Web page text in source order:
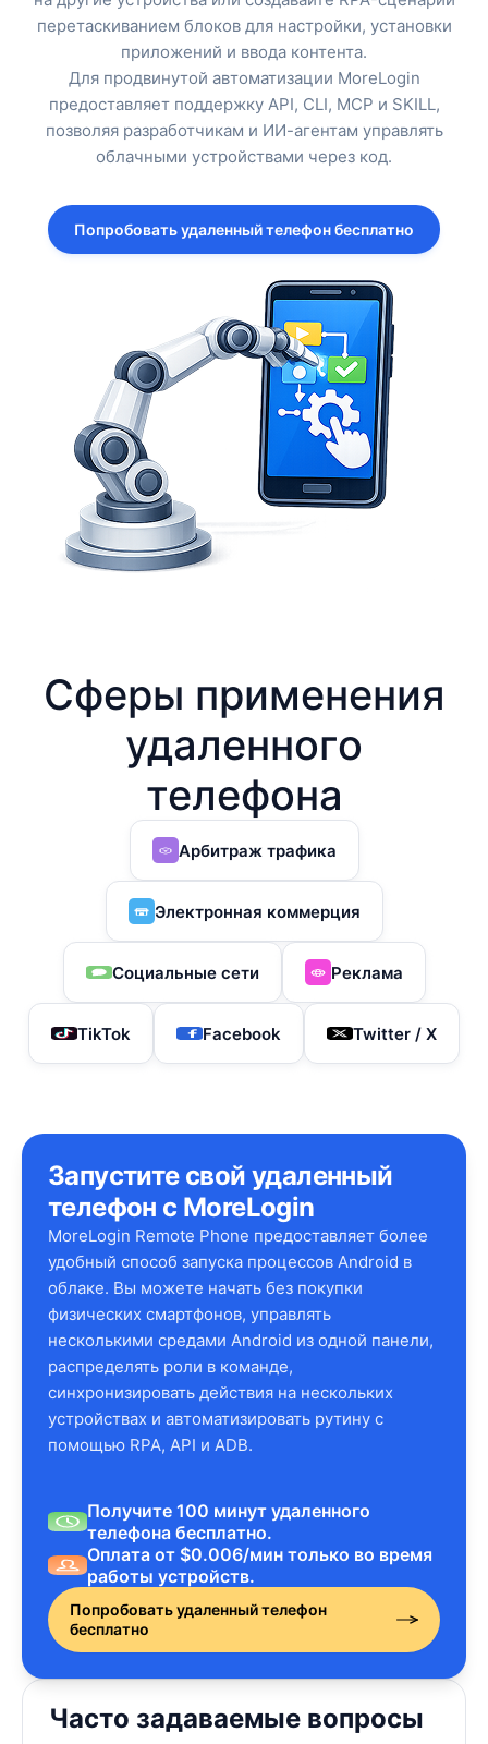
перетаскиванием блоков для настройки, установки
приложений и ввода контента.
Для продвинутой автоматизации MoreLogin
предоставляет поддержку API, CLI, MCP и SKILL,
позволяя разработчикам и ИИ-агентам управлять
облачными устройствами через код.
Попробовать удаленный телефон бесплатно
Сферы применения
удаленного
телефона
Арбитраж трафика
Электронная коммерция
Социальные сети Реклама
TikTok Facebook Twitter / X
Запустите свой удаленный
телефон с MoreLogin
MoreLogin Remote Phone предоставляет более
удобный способ запуска процессов Android в
облаке. Вы можете начать без покупки
физических смартфонов, управлять
несколькими средами Android из одной панели,
распределять роли в команде,
синхронизировать действия на нескольких
устройствах и автоматизировать рутину с
помощью RPA, API и ADB.
Получите 100 минут удаленного
телефона бесплатно.
Оплата от $0.006/мин только во время
работы устройств.
Попробовать удаленный телефон
бесплатно
Часто задаваемые вопросы